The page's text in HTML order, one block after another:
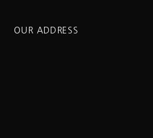
OUR ADDRESS